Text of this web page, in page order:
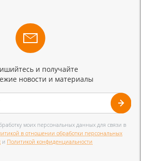
и получайте
новости и материалы
моих персональных данных для связи в
в отношении обработки персональных
и Политикой конфиденциальности